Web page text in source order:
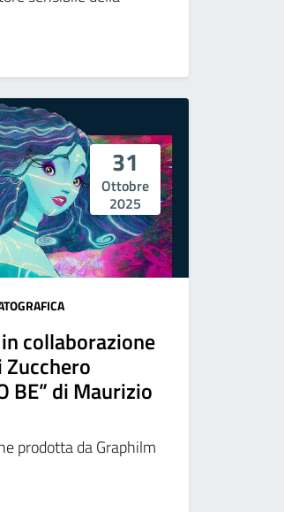
31
Ottobre
2025
collaborazione
BE” di Maurizio
prodotta da Graphilm